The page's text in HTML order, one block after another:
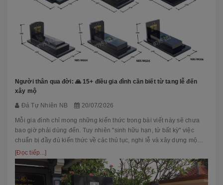
Người thân qua đời: 🙏 15+ điều gia đình cần biết từ tang lễ đến
xây mộ
Đá Tự Nhiên NB 20/07/2026
Mỗi gia đình chỉ mong những kiến thức trong bài viết này sẽ chưa
bao giờ phải dùng đến. Tuy nhiên "sinh hữu hạn, tử bất kỳ" việc
chuẩn bị đầy đủ kiến thức về các thủ tục, nghi lễ và xây dựng mộ
phầ...
[Đọc tiếp...]